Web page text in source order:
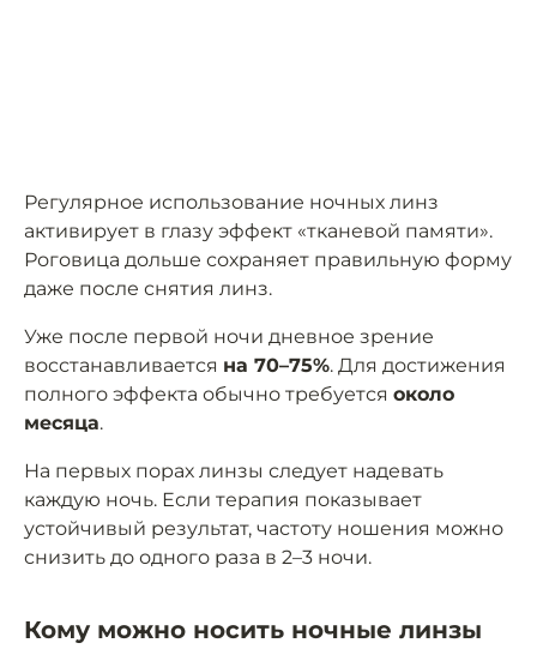
Регулярное использование ночных линз
активирует в глазу эффект «тканевой памяти».
Роговица дольше сохраняет правильную форму
даже после снятия линз.
Уже после первой ночи дневное зрение
восстанавливается на 70–75%. Для достижения
полного эффекта обычно требуется около
месяца.
На первых порах линзы следует надевать
каждую ночь. Если терапия показывает
устойчивый результат, частоту ношения можно
снизить до одного раза в 2–3 ночи.
Кому можно носить ночные линзы